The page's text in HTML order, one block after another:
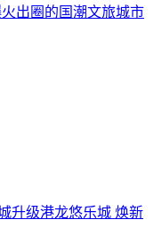
出圈的国潮文旅城市
升级港龙悠乐城 焕新